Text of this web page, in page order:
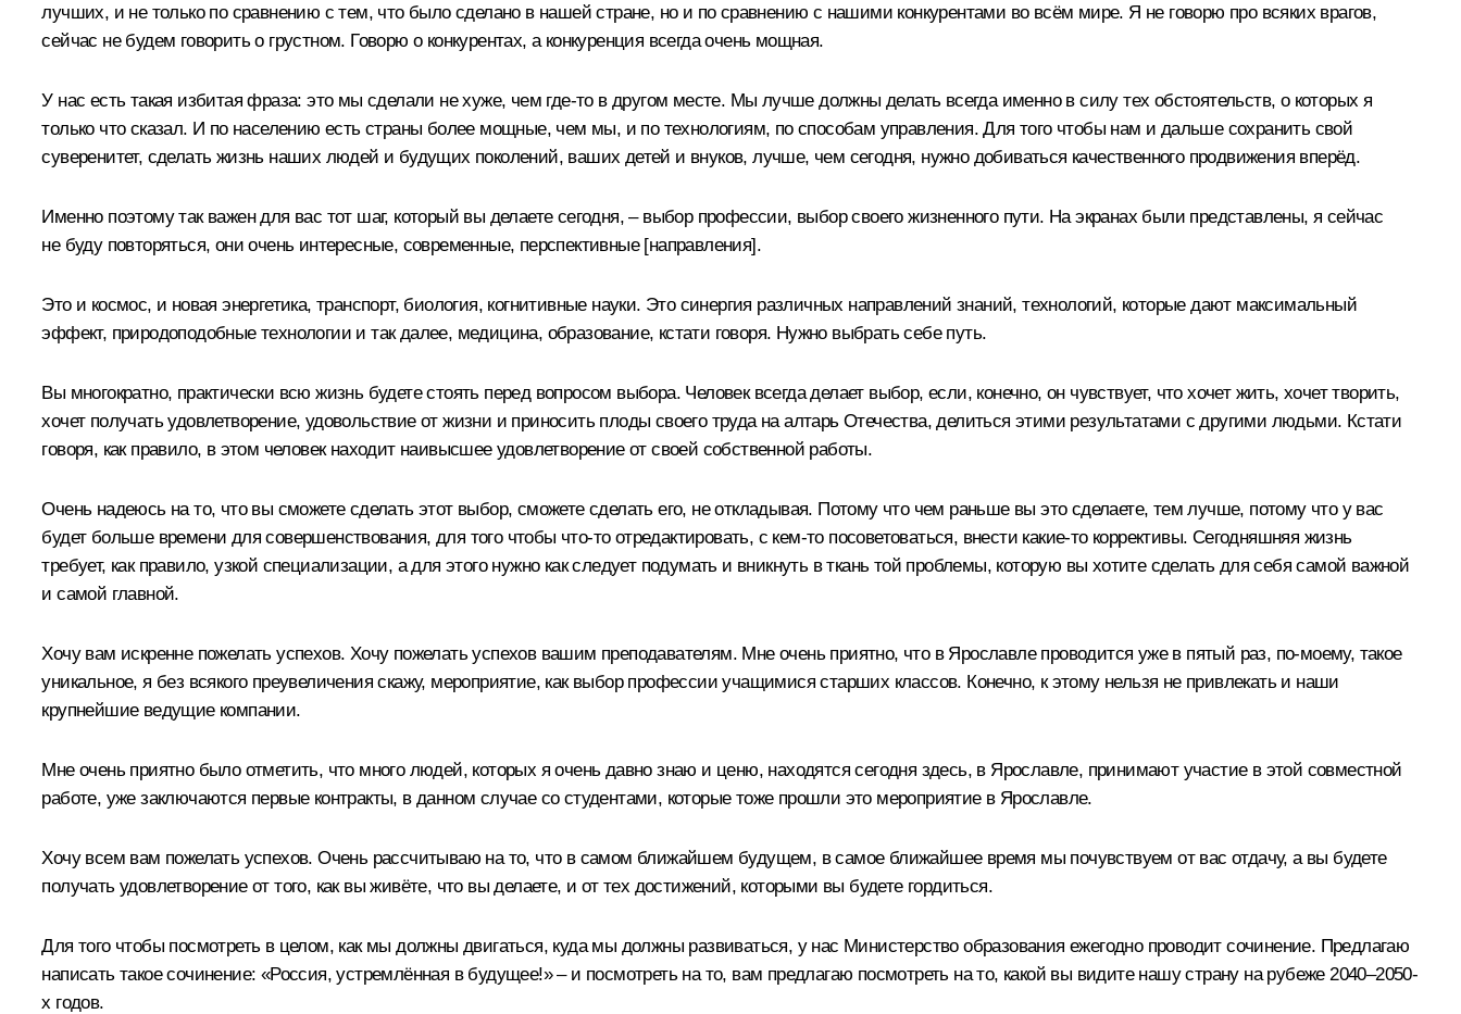
лучших, и не только по сравнению с тем, что было сделано в нашей стране, но и по сравнению с нашими конкурентами во всём мире. Я не говорю про всяких врагов,
сейчас не будем говорить о грустном. Говорю о конкурентах, а конкуренция всегда очень мощная.
У нас есть такая избитая фраза: это мы сделали не хуже, чем где-то в другом месте. Мы лучше должны делать всегда именно в силу тех обстоятельств, о которых я
только что сказал. И по населению есть страны более мощные, чем мы, и по технологиям, по способам управления. Для того чтобы нам и дальше сохранить свой
суверенитет, сделать жизнь наших людей и будущих поколений, ваших детей и внуков, лучше, чем сегодня, нужно добиваться качественного продвижения вперёд.
Именно поэтому так важен для вас тот шаг, который вы делаете сегодня, – выбор профессии, выбор своего жизненного пути. На экранах были представлены, я сейчас
не буду повторяться, они очень интересные, современные, перспективные [направления].
Это и космос, и новая энергетика, транспорт, биология, когнитивные науки. Это синергия различных направлений знаний, технологий, которые дают максимальный
эффект, природоподобные технологии и так далее, медицина, образование, кстати говоря. Нужно выбрать себе путь.
Вы многократно, практически всю жизнь будете стоять перед вопросом выбора. Человек всегда делает выбор, если, конечно, он чувствует, что хочет жить, хочет творить,
хочет получать удовлетворение, удовольствие от жизни и приносить плоды своего труда на алтарь Отечества, делиться этими результатами с другими людьми. Кстати
говоря, как правило, в этом человек находит наивысшее удовлетворение от своей собственной работы.
Очень надеюсь на то, что вы сможете сделать этот выбор, сможете сделать его, не откладывая. Потому что чем раньше вы это сделаете, тем лучше, потому что у вас
будет больше времени для совершенствования, для того чтобы что-то отредактировать, с кем-то посоветоваться, внести какие-то коррективы. Сегодняшняя жизнь
требует, как правило, узкой специализации, а для этого нужно как следует подумать и вникнуть в ткань той проблемы, которую вы хотите сделать для себя самой важной
и самой главной.
Хочу вам искренне пожелать успехов. Хочу пожелать успехов вашим преподавателям. Мне очень приятно, что в Ярославле проводится уже в пятый раз, по-моему, такое
уникальное, я без всякого преувеличения скажу, мероприятие, как выбор профессии учащимися старших классов. Конечно, к этому нельзя не привлекать и наши
крупнейшие ведущие компании.
Мне очень приятно было отметить, что много людей, которых я очень давно знаю и ценю, находятся сегодня здесь, в Ярославле, принимают участие в этой совместной
работе, уже заключаются первые контракты, в данном случае со студентами, которые тоже прошли это мероприятие в Ярославле.
Хочу всем вам пожелать успехов. Очень рассчитываю на то, что в самом ближайшем будущем, в самое ближайшее время мы почувствуем от вас отдачу, а вы будете
получать удовлетворение от того, как вы живёте, что вы делаете, и от тех достижений, которыми вы будете гордиться.
Для того чтобы посмотреть в целом, как мы должны двигаться, куда мы должны развиваться, у нас Министерство образования ежегодно проводит сочинение. Предлагаю
написать такое сочинение: «Россия, устремлённая в будущее!» – и посмотреть на то, вам предлагаю посмотреть на то, какой вы видите нашу страну на рубеже 2040–2050-
х годов.